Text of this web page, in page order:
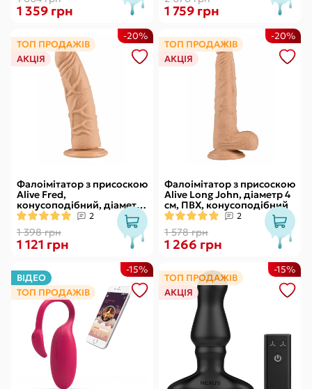
1 359 грн 1 759 грн
ТОП ПРОДАЖІВ
АКЦІЯ
Фалоімітатор з присоскою
Alive Fred,
конусоподібний, діаметр
від 4,2см до 4,7см, ПВХ,
рельєфний
2
1 398 грн
-20%
1 121 грн
ТОП ПРОДАЖІВ
АКЦІЯ
Фалоімітатор з присоскою
Alive Long John, діаметр 4
см, ПВХ, конусоподібний
2
1 578 грн
-20%
1 266 грн
ВІДЕО
ТОП ПРОДАЖІВ
-15%
ТОП ПРОДАЖІВ
АКЦІЯ
-15%